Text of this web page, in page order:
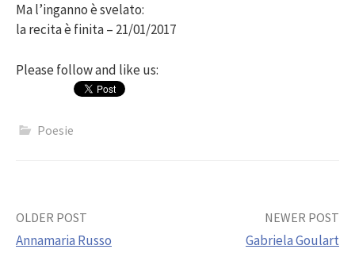
Ma l’inganno è svelato:
la recita è finita – 21/01/2017
Please follow and like us:
Poesie
Post
OLDER POST
Annamaria Russo
NEWER POST
Gabriela Goulart